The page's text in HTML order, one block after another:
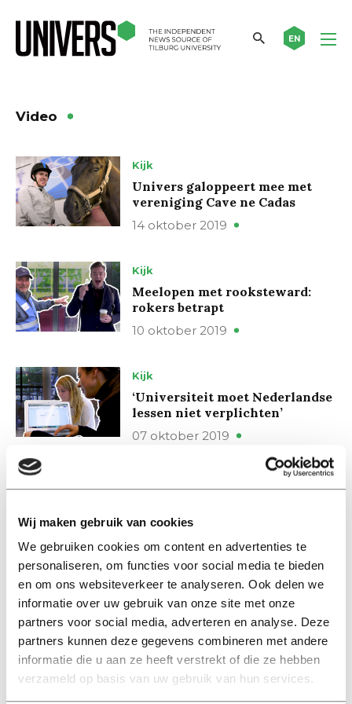
Wij maken gebruik van cookies
We gebruiken cookies om content en advertenties te
personaliseren, om functies voor social media te bieden
en om ons websiteverkeer te analyseren. Ook delen we
informatie over uw gebruik van onze site met onze
partners voor social media, adverteren en analyse. Deze
partners kunnen deze gegevens combineren met andere
informatie die u aan ze heeft verstrekt of die ze hebben
verzameld op basis van uw gebruik van hun services.
EN
Video
Kijk
Univers galoppeert mee met
vereniging Cave ne Cadas
14 oktober 2019
Kijk
Meelopen met rooksteward:
rokers betrapt
10 oktober 2019
Kijk
‘Universiteit moet Nederlandse
lessen niet verplichten’
07 oktober 2019
campus afval?
02 oktober 2019
Kijk
Studenten wonen in Prisma:
‘Het is geweldig!’
20 september 2019